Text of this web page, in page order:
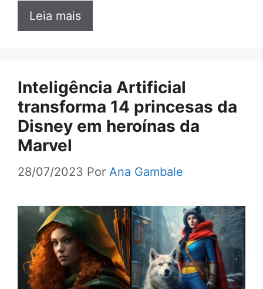
Leia mais
Inteligência Artificial
transforma 14 princesas da
Disney em heroínas da
Marvel
28/07/2023 Por Ana Gambale